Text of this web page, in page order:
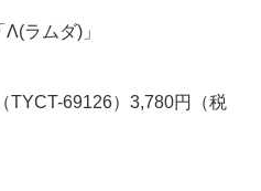
ラムダ)」
TYCT-69126）3,780円（税